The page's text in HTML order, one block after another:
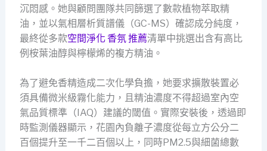
沉悶感。她與顧問團隊共同篩選了數款植物萃取精
油，並以氣相層析質譜儀（GC-MS）確認成分純度，
最終從多款空間淨化 香氛 推薦清單中挑選出含有高比
例桉葉油醇與檸檬烯的複方精油。
為了避免香精造成二次化學負擔，她要求擴散裝置必
須具備微米級霧化能力，且精油濃度不得超過室內空
氣品質標準（IAQ）建議的閾值。實際安裝後，透過即
時監測儀器顯示，花園內負離子濃度從每立方公分二
百個提升至一千二百個以上，同時PM2.5與細菌總數